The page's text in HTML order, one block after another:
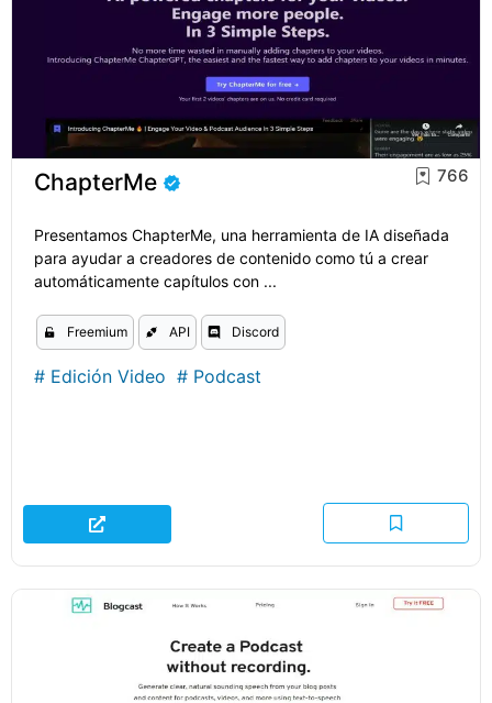
ChapterMe 766
Presentamos ChapterMe, una herramienta de IA diseñada
para ayudar a creadores de contenido como tú a crear
automáticamente capítulos con ...
Freemium API Discord
# Edición Video # Podcast